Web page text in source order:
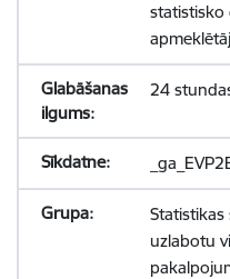
statistisko
24
Statistikas
uzlabotu